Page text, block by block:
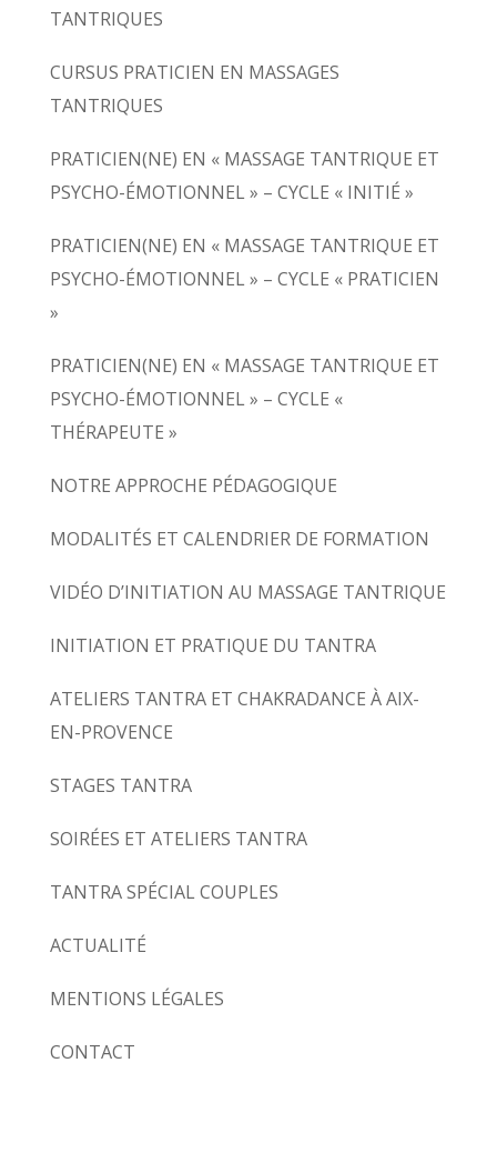
TANTRIQUES
CURSUS PRATICIEN EN MASSAGES
TANTRIQUES
PRATICIEN(NE) EN « MASSAGE TANTRIQUE ET
PSYCHO-ÉMOTIONNEL » – CYCLE « INITIÉ »
PRATICIEN(NE) EN « MASSAGE TANTRIQUE ET
PSYCHO-ÉMOTIONNEL » – CYCLE « PRATICIEN
»
PRATICIEN(NE) EN « MASSAGE TANTRIQUE ET
PSYCHO-ÉMOTIONNEL » – CYCLE «
THÉRAPEUTE »
NOTRE APPROCHE PÉDAGOGIQUE
MODALITÉS ET CALENDRIER DE FORMATION
VIDÉO D’INITIATION AU MASSAGE TANTRIQUE
INITIATION ET PRATIQUE DU TANTRA
ATELIERS TANTRA ET CHAKRADANCE À AIX-
EN-PROVENCE
STAGES TANTRA
SOIRÉES ET ATELIERS TANTRA
TANTRA SPÉCIAL COUPLES
ACTUALITÉ
MENTIONS LÉGALES
CONTACT